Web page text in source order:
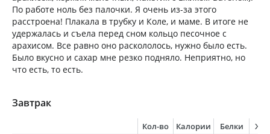
По работе ноль без палочки. Я очень из-за этого
расстроена! Плакала в трубку и Коле, и маме. В итоге не
удержалась и съела перед сном кольцо песочное с
арахисом. Все равно оно раскололось, нужно было есть.
Было вкусно и сахар мне резко подняло. Неприятно, но
что есть, то есть.
Завтрак
Кол-во Калории Белки